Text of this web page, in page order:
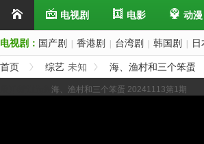
电视剧 电影 动漫
电视剧： 国产剧 香港剧 台湾剧 韩国剧 日
首页 综艺 未知 海、渔村和三个笨蛋
海、渔村和三个笨蛋 20241113第1期